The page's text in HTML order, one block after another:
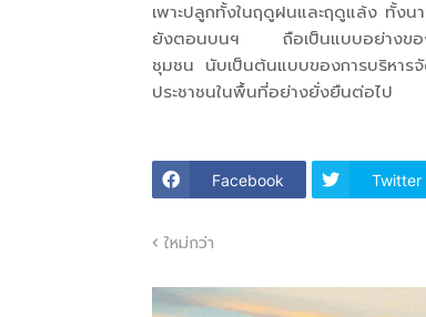
เพาะปลูกทั้งในฤดูฝนและฤดูแล้ง ทั้งน
ยังตอนบนฯ ถือเป็นแบบอย่างของกา
ชุมชน นับเป็นต้นแบบของการบริหาร
ประชาชนในพื้นที่อย่างยั่งยืนต่อไป
Facebook Twitter
ใหม่กว่า